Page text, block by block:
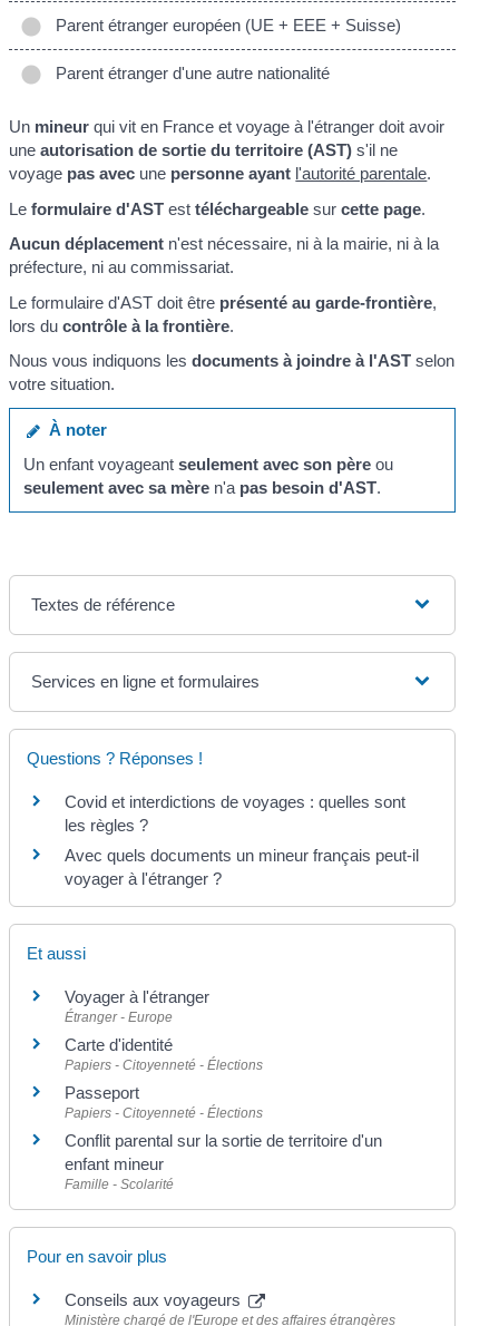
Parent étranger européen (UE + EEE + Suisse)
Parent étranger d'une autre nationalité
Un mineur qui vit en France et voyage à l'étranger doit avoir
uneautorisation de sortie du territoire (AST) s'il ne
voyage pas avec une personne ayant l'autorité parentale.
Leformulaire d'AST esttéléchargeable surcette page.
Aucun déplacement n'est nécessaire, ni à la mairie, ni à la
préfecture, ni au commissariat.
Le formulaire d'AST doit être présenté au garde-frontière,
lors ducontrôle à la frontière.
Nous vous indiquons lesdocuments à joindre à l'AST selon
votre situation.
À noter
Un enfant voyageant seulement avec son pèreou
seulement avec sa mèren'a pas besoin d'AST.
Textes de référence
Services en ligne et formulaires
Questions ? Réponses !
Covid et interdictions de voyages : quelles sont
les règles ?
Avec quels documents un mineur français peut-il
voyager à l'étranger ?
Et aussi
Voyager à l'étranger
Étranger - Europe
Carte d'identité
Papiers - Citoyenneté - Élections
Passeport
Papiers - Citoyenneté - Élections
Conflit parental sur la sortie de territoire d'un
enfant mineur
Famille - Scolarité
Pour en savoir plus
Conseils aux voyageurs
Ministère chargé de l'Europe et des affaires étrangères